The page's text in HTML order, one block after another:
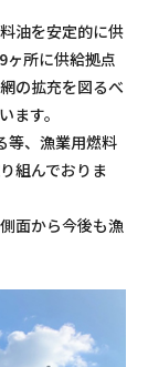
油を安定的に供
ヶ所に供給拠点
の拡充を図るべ
ます。
等、漁業用燃料
組んでおりま
面から今後も漁